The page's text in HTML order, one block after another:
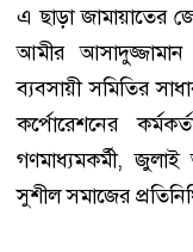
এ ছাড়া জামায়াতের
আমীর আসাদুজ্জামান
ব্যবসায়ী সমিতির
কর্পোরেশনের
গণমাধ্যমকর্মী,
সুশীল সমাজের